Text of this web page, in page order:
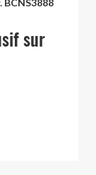
BCNS3888
sur